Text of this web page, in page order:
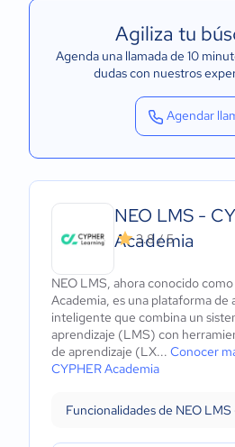
Agiliza tu
Agenda una llamada de 10
dudas con nuestros
Agendar
NEO LMS -
Academia
3.8 / 5
NEO LMS, ahora conocido
Academia, es una plataforma de
inteligente que combina un
aprendizaje (LMS) con
de aprendizaje (LX... Conocer
CYPHER Academia
Funcionalidades de NEO LMS